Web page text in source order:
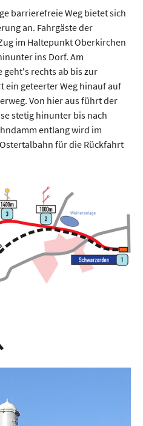
barrierefreie Weg bietet sich
an. Fahrgäste der
im Haltepunkt Oberkirchen
ins Dorf. Am
rechts ab bis zur
ein geteerter Weg hinauf auf
Von hier aus führt der
stetig hinunter bis nach
entlang wird im
für die Rückfahrt